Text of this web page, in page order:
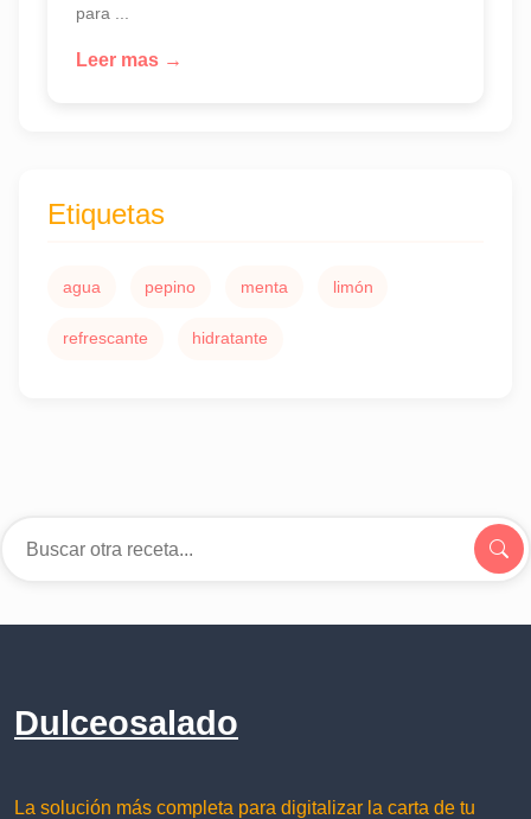
para ...
Leer mas →
Etiquetas
agua pepino menta limón
refrescante hidratante
Dulceosalado
La solución más completa para digitalizar la carta de tu